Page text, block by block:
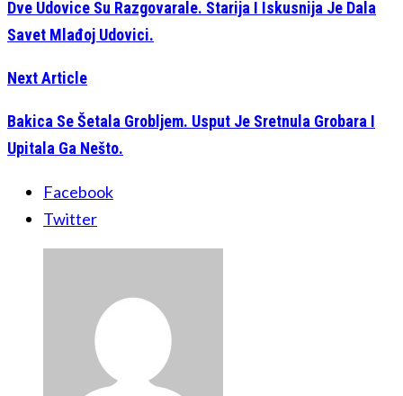
Dve Udovice Su Razgovarale. Starija I Iskusnija Je Dala
Savet Mlađoj Udovici.
Next Article
Bakica Se Šetala Grobljem. Usput Je Sretnula Grobara I
Upitala Ga Nešto.
Facebook
Twitter